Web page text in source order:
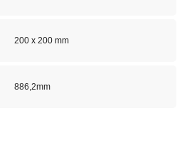
200 x 200 mm
886,2mm